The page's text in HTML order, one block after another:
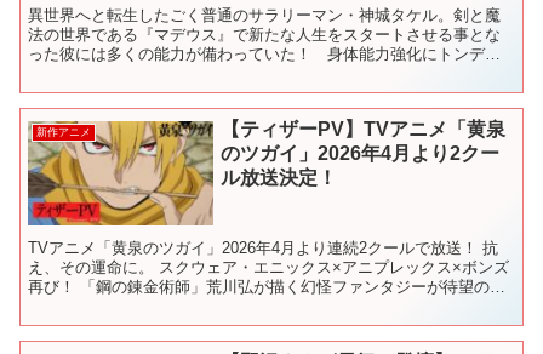
異世界へと転生したごく普通のサラリーマン・神城タケル。剣と魔
法の世界である『マデウス』で新たな人生をスタートさせる事とな
った彼には多くの能力が備わっていた！ 身体能力強化にトンデモ
与...
新作アニメ
【ティザーPV】TVアニメ「黄泉
のツガイ」2026年4月より2クー
ル放送決定！
TVアニメ「黄泉のツガイ」2026年4月より連続2クールで放送！ 抗
え、その運命に。 スクウェア・エニックス×アニプレックス×ボンズ
再び！ 「鋼の錬金術師」荒川弘が描く幻怪ファンタジーが待望のア